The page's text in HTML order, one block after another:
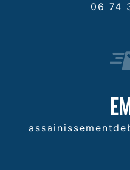
06 74